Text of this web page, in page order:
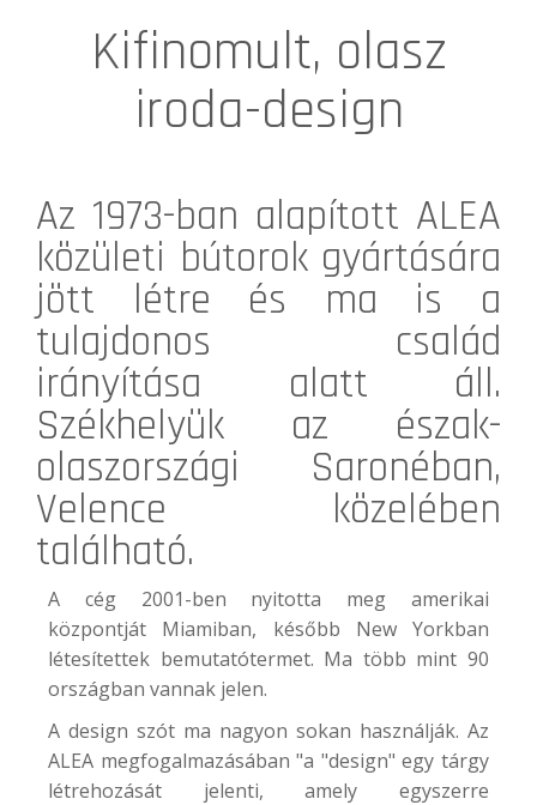
Kifinomult, olasz
iroda-design
Az 1973-ban alapított ALEA
közületi bútorok gyártására
jött létre és ma is a
tulajdonos család
irányítása alatt áll.
Székhelyük az észak-
olaszországi Saronéban,
Velence közelében
található.
A cég 2001-ben nyitotta meg amerikai
központját Miamiban, később New Yorkban
létesítettek bemutatótermet. Ma több mint 90
országban vannak jelen.
A design szót ma nagyon sokan használják. Az
ALEA megfogalmazásában "a "design" egy tárgy
létrehozását jelenti, amely egyszerre